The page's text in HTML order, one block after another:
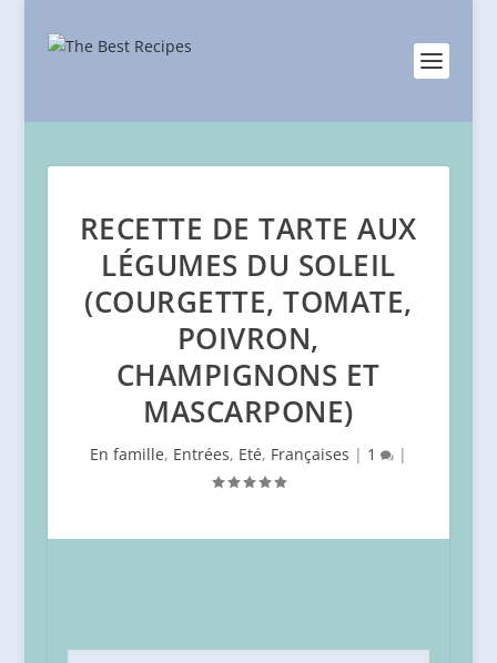
RECETTE DE TARTE AUX
LÉGUMES DU SOLEIL
(COURGETTE, TOMATE,
POIVRON,
CHAMPIGNONS ET
MASCARPONE)
En famille, Entrées, Eté, Françaises | 1 |